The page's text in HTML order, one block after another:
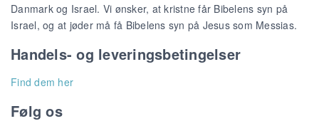
Danmark og Israel. Vi ønsker, at kristne får Bibelens syn på
Israel, og at jøder må få Bibelens syn på Jesus som Messias.
Handels- og leveringsbetingelser
Find dem her
Følg os